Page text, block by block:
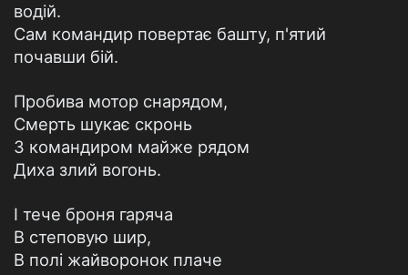
водій.
Сам командир повертає башту, п'ятий
почавши бій.
Пробива мотор снарядом,
Смерть шукає скронь
З командиром майже рядом
Диха злий вогонь.
І тече броня гаряча
В степовую шир,
В полі жайворонок плаче